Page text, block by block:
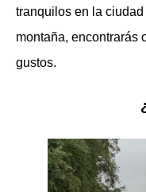
tranquilos en la
montaña, encontrarás
gustos.